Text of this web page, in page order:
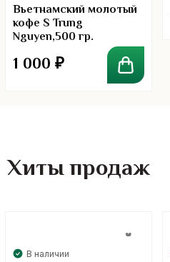
Вьетнамский молотый
кофе S Trung
Nguyen,500 гр.
1 000 ₽
Хиты продаж
В наличии